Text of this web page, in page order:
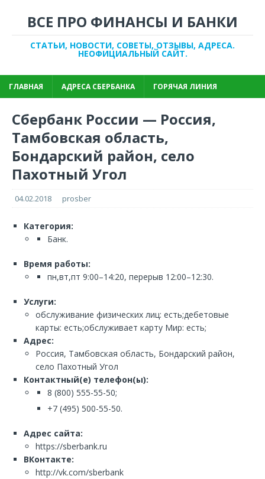
ВСЕ ПРО ФИНАНСЫ И БАНКИ
СТАТЬИ, НОВОСТИ, СОВЕТЫ, ОТЗЫВЫ, АДРЕСА.
НЕОФИЦИАЛЬНЫЙ САЙТ.
ГЛАВНАЯ АДРЕСА СБЕРБАНКА ГОРЯЧАЯ ЛИНИЯ
Сбербанк России — Россия,
Тамбовская область,
Бондарский район, село
Пахотный Угол
04.02.2018 prosber
Категория:
Банк.
Время работы:
пн,вт,пт 9:00–14:20, перерыв 12:00–12:30.
Услуги:
обслуживание физических лиц: есть;дебетовые
карты: есть;обслуживает карту Мир: есть;
Адрес:
Россия, Тамбовская область, Бондарский район,
село Пахотный Угол
Контактный(е) телефон(ы):
8 (800) 555-55-50;
+7 (495) 500-55-50.
Адрес сайта:
https://sberbank.ru
ВКонтакте:
http://vk.com/sberbank